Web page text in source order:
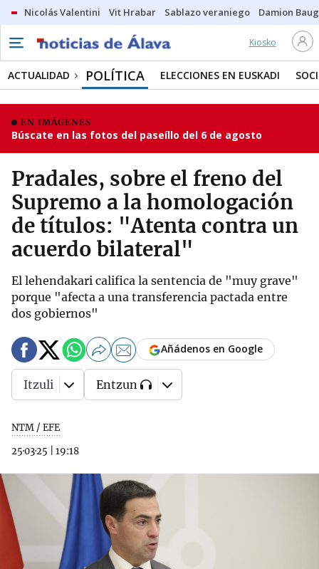
Nicolás Valentini Vit Hrabar Sablazo veraniego Damion
Kiosko
ACTUALIDAD POLÍTICA ELECCIONES EN EUSKADI
EN IMÁGENES
Búscate en las fotos del paseíllo del 6 de agosto
Pradales, sobre el freno del
Supremo a la homologación
de títulos: "Atenta contra un
acuerdo bilateral"
El lehendakari califica la sentencia de "muy grave"
porque "afecta a una transferencia pactada entre
dos gobiernos"
NTM / EFE
25·03·25
19:18
Añádenos en Google
Itzuli Entzun